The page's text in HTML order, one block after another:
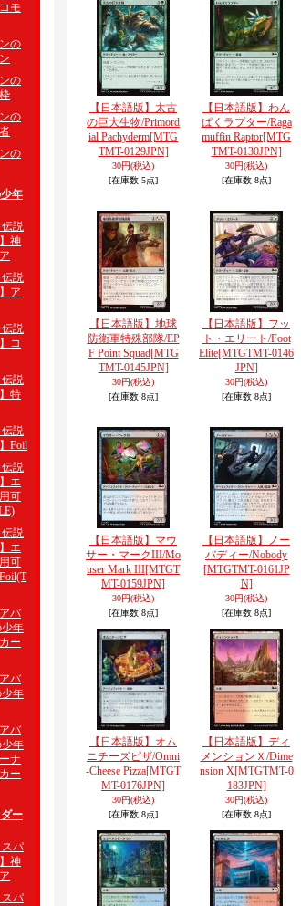
モ
の
の
の
の
年
伝説
神
伝説
ア
伝説
コ
伝説
特
伝説
Foil
伝説
エ
可
伝説
エ
可
バ
年
ー
バ
年
バ
年
ナ
ー
ー
スパ
神
スパ
【日本語版】太古
の巨大生物/Primord
ial Pachyderm[MTG
TMT-0129JPN]
30円(税込)
[在庫数 5点]
【日本語版】わん
ぱくラプター/Raga
muffin Raptor[MTG
TMT-0130JPN]
30円(税込)
[在庫数 8点]
【日本語版】地球
防衛軍特殊部隊/EP
F Point Squad[MTG
TMT-0145JPN]
30円(税込)
[在庫数 8点]
【日本語版】フッ
ト・エリート/Foot
Elite[MTGTMT-0146
JPN]
30円(税込)
[在庫数 8点]
【日本語版】マウ
サー・マークIII/Mo
user Mark III[MTGT
MT-0159JPN]
30円(税込)
[在庫数 8点]
【日本語版】ノー
バディー/Nobody
[MTGTMT-0161JP
N]
30円(税込)
[在庫数 8点]
【日本語版】オム
ニチーズピザ/Omni
-Cheese Pizza[MTGT
MT-0176JPN]
30円(税込)
[在庫数 8点]
【日本語版】ディ
メンションＸ/Dime
nsion X[MTGTMT-0
183JPN]
30円(税込)
[在庫数 8点]